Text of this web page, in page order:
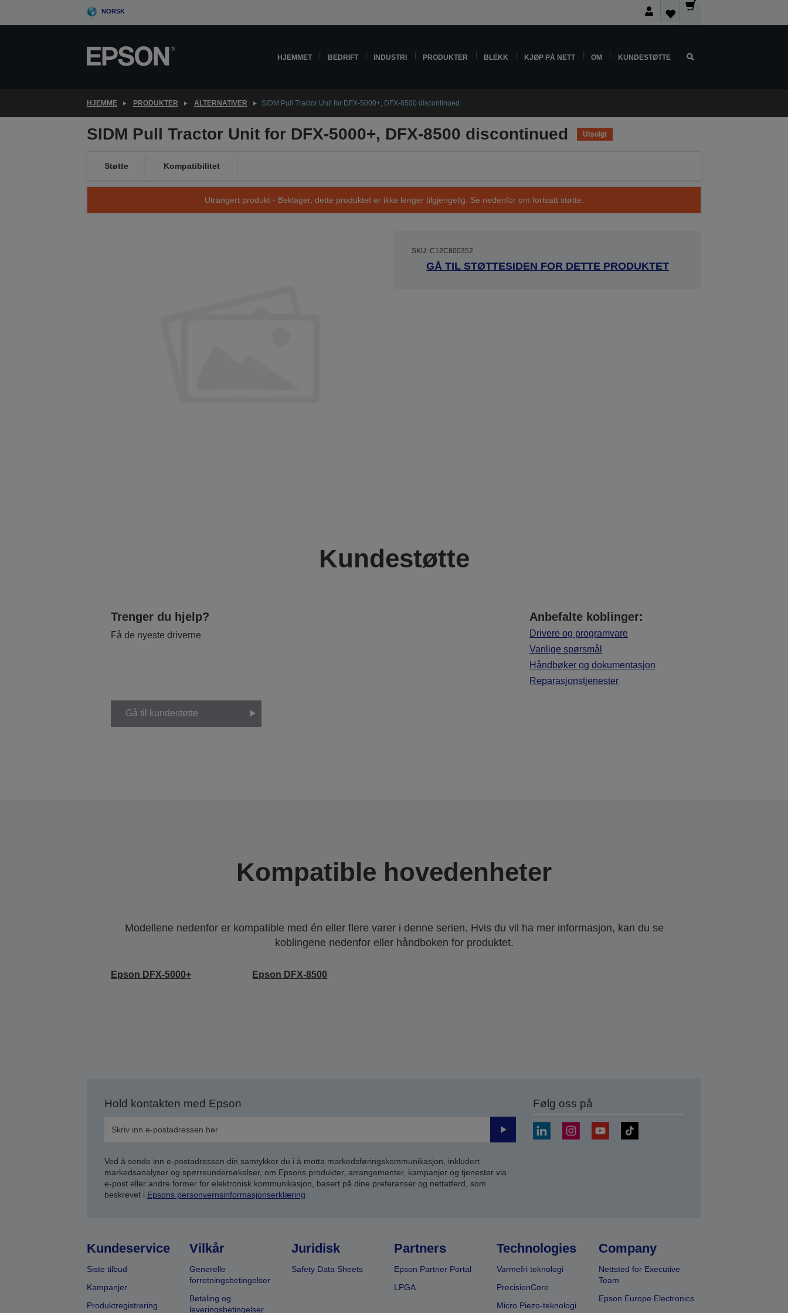
NORSK
HJEMMET BEDRIFT INDUSTRI PRODUKTER BLEKK KJØP PÅ NETT OM KUNDESTØTTE
HJEMME PRODUKTER ALTERNATIVER SIDM Pull Tractor Unit for DFX-5000+, DFX-8500 discontinued
SIDM Pull Tractor Unit for DFX-5000+, DFX-8500 discontinued Utsolgt
Støtte Kompatibilitet
Utrangert produkt - Beklager, dette produktet er ikke lenger tilgjengelig. Se nedenfor om fortsatt støtte.
SKU: C12C800352
GÅ TIL STØTTESIDEN FOR DETTE PRODUKTET
Kundestøtte
Trenger du hjelp?
Få de nyeste driverne
Anbefalte koblinger:
Drivere og programvare
Vanlige spørsmål
Håndbøker og dokumentasjon
Reparasjonstjenester
Gå til kundestøtte
Kompatible hovedenheter
Modellene nedenfor er kompatible med én eller flere varer i denne serien. Hvis du vil ha mer informasjon, kan du se
koblingene nedenfor eller håndboken for produktet.
Epson DFX-5000+ Epson DFX-8500
Hold kontakten med Epson
Send
Ved å sende inn e-postadressen din samtykker du i å motta markedsføringskommunikasjon, inkludert
markedsanalyser og spørreundersøkelser, om Epsons produkter, arrangementer, kampanjer og tjenester via
e-post eller andre former for elektronisk kommunikasjon, basert på dine preferanser og nettatferd, som
beskrevet i Epsons personvernsinformasjonserklæring
Følg oss på
Kundeservice
Siste tilbud
Kampanjer
Produktregistrering
Vilkår
Generelle
forretningsbetingelser
Betaling og
leveringsbetingelser
Juridisk
Safety Data Sheets
Partners
Epson Partner Portal
LPGA
Technologies
Varmefri teknologi
PrecisionCore
Micro Piezo-teknologi
Company
Nettsted for Executive
Team
Epson Europe Electronics